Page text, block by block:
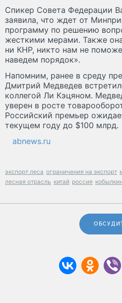
Спикер Совета Федерации
заявила, что ждет от
программу по решению
жесткими мерами. Также
ни КНР, никто нам не
наведем порядок».
Напомним, ранее в среду
Дмитрий Медведев
коллегой Ли Кэцяном.
уверен в росте
Российский премьер
текущем году до $100 млрд.
abnews.ru
экспорт леса ограничения на экспорт
лесная отрасль китай россия кобылкин